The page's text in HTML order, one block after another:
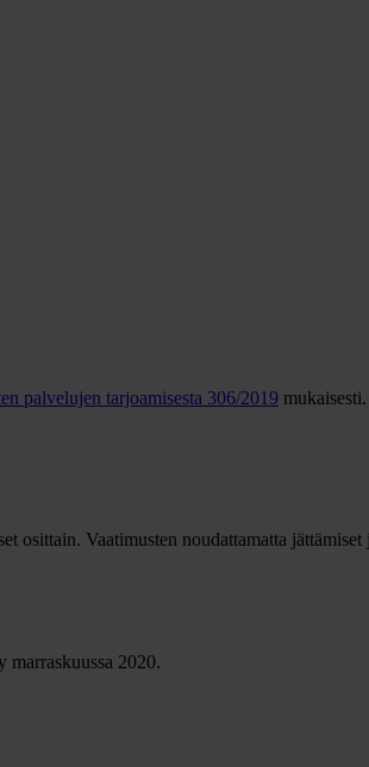
palvelujen tarjoamisesta 306/2019 mukaisesti.
Vaatimusten noudattamatta
2020.